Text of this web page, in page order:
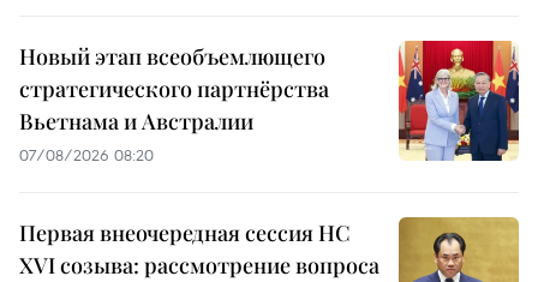
Новый этап всеобъемлющего
стратегического партнёрства
Вьетнама и Австралии
07/08/2026 08:20
Первая внеочередная сессия НС
XVI созыва: рассмотрение вопроса